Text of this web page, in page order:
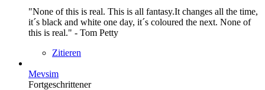
"None of this is real. This is all fantasy.It changes all the time,
it´s black and white one day, it´s coloured the next. None of
this is real." - Tom Petty
Zitieren
Mevsim
Fortgeschrittener